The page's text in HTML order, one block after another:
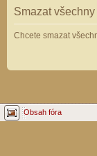
Smazat
Chcete smazat
Obsah fóra